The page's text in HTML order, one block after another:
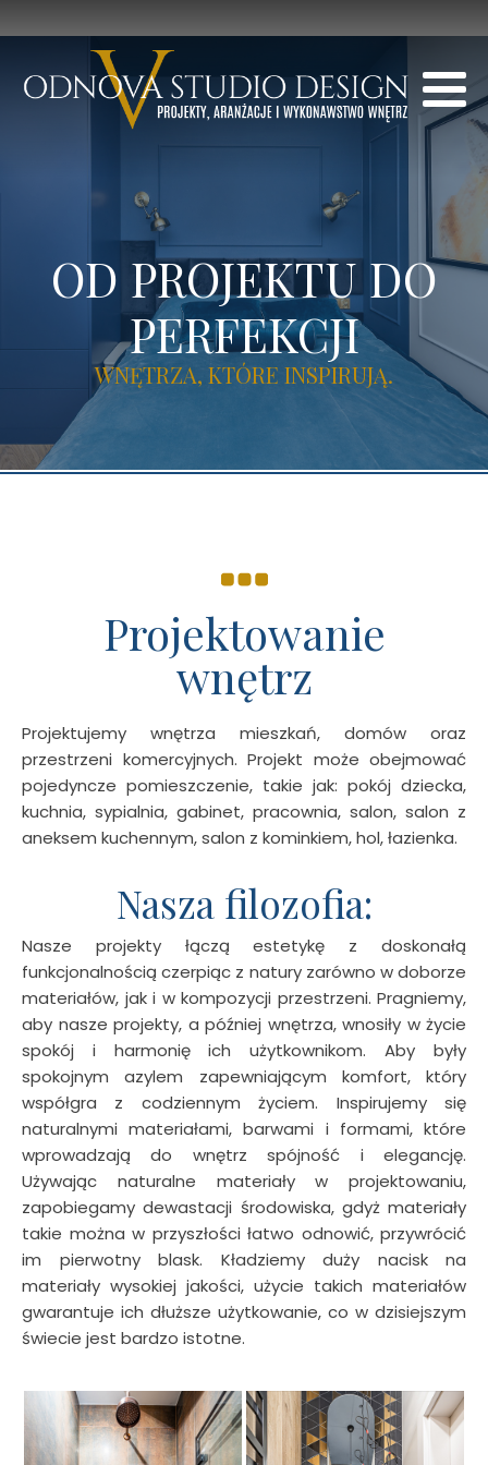
OD PROJEKTU DO
PERFEKCJI
WNĘTRZA, KTÓRE INSPIRUJĄ.
Projektowanie
wnętrz
Projektujemy wnętrza mieszkań, domów oraz
przestrzeni komercyjnych. Projekt może obejmować
pojedyncze pomieszczenie, takie jak: pokój dziecka,
kuchnia, sypialnia, gabinet, pracownia, salon, salon z
aneksem kuchennym, salon z kominkiem, hol, łazienka.
Nasza filozofia:
Nasze projekty łączą estetykę z doskonałą
funkcjonalnością czerpiąc z natury zarówno w doborze
materiałów, jak i w kompozycji przestrzeni. Pragniemy,
aby nasze projekty, a później wnętrza, wnosiły w życie
spokój i harmonię ich użytkownikom. Aby były
spokojnym azylem zapewniającym komfort, który
współgra z codziennym życiem. Inspirujemy się
naturalnymi materiałami, barwami i formami, które
wprowadzają do wnętrz spójność i elegancję.
Używając naturalne materiały w projektowaniu,
zapobiegamy dewastacji środowiska, gdyż materiały
takie można w przyszłości łatwo odnowić, przywrócić
im pierwotny blask. Kładziemy duży nacisk na
materiały wysokiej jakości, użycie takich materiałów
gwarantuje ich dłuższe użytkowanie, co w dzisiejszym
świecie jest bardzo istotne.